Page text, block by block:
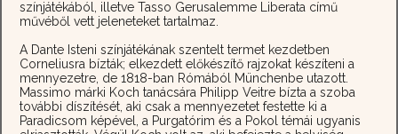
színjátékából, illetve Tasso Gerusalemme Liberata című
művéből vett jeleneteket tartalmaz.
A Dante Isteni színjátékának szentelt termet kezdetben
Corneliusra bízták; elkezdett előkészítő rajzokat készíteni a
mennyezetre, de 1818-ban Rómából Münchenbe utazott.
Massimo márki Koch tanácsára Philipp Veitre bízta a szoba
további díszítését, aki csak a mennyezetet festette ki a
Paradicsom képével, a Purgatórim és a Pokol témái ugyanis